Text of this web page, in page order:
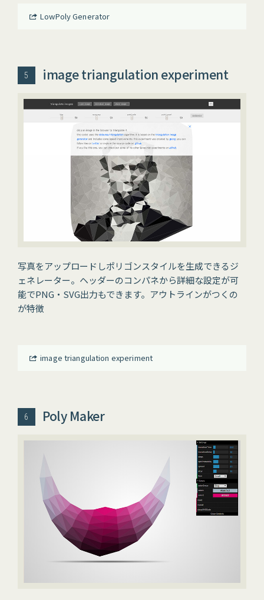
LowPoly Generator
image triangulation experiment
写真をアップロードしポリゴンスタイルを生成できるジ
ェネレーター。ヘッダーのコンパネから詳細な設定が可
能でPNG・SVG出力もできます。アウトラインがつくの
が特徴
image triangulation experiment
Poly Maker